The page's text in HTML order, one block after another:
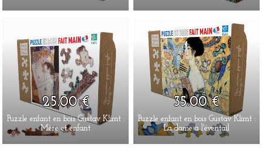
25.00 €
Puzzle enfant en bois Gustav Klimt :
Mère et enfant
35.00 €
Puzzle enfant en bois Gustav Klimt :
La dame à l'éventail